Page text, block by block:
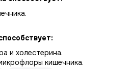
и холестерина.
кишечника.